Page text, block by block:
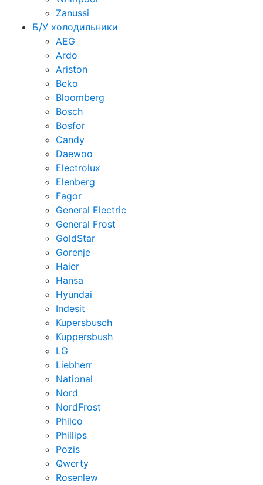
Zanussi
Б/У холодильники
AEG
Ardo
Ariston
Beko
Bloomberg
Bosch
Bosfor
Candy
Daewoo
Electrolux
Elenberg
Fagor
General Electric
General Frost
GoldStar
Gorenje
Haier
Hansa
Hyundai
Indesit
Kupersbusch
Kuppersbush
LG
Liebherr
National
Nord
NordFrost
Philco
Phillips
Pozis
Qwerty
Rosenlew